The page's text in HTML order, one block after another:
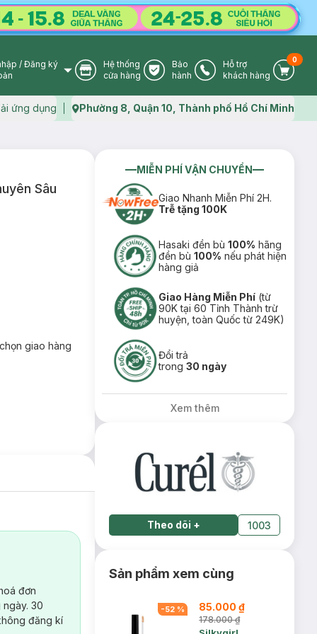
User Icon
/ Đăng ký
Store Icon
Hệ thống
cửa hàng
Warranty Icon
Bảo
hành
Phone Icon
Hỗ trợ
khách hàng
Cart
0
ứng dụng Map icon
Phường 8, Quận 10, Thành phố Hồ Chí Minh
Sâu
giao hàng
đơn
30
đăng kí
MIỄN PHÍ VẬN CHUYỂN
Giao Nhanh Miễn Phí 2H.
Trễ tặng 100K
Hasaki đền bù100% hãng
đền bù100% nếu phát hiện
hàng giả
Giao Hàng Miễn Phí (từ
90K tại 60 Tỉnh Thành trừ
huyện, toàn Quốc từ 249K)
Đổi trả
trong30 ngày
Xem thêm
Theo dõi + 1003
Sản phẩm xem cùng
-52 % 85.000 ₫
178.000 ₫